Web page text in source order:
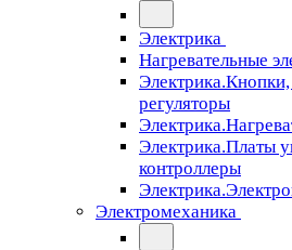
Электрика
Нагревательные
регуляторы
Электрика.Платы
контроллеры
Электромеханика